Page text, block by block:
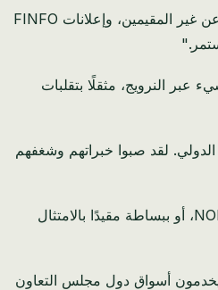
"أنا في الواقع أحصل على اثنين وأربعين أوري فقط من كل كرونة أكسبها"، قال لي إريك خلال استشارتنا الأولية. "وما هي التكاليف الإدارية؟ بوابة Altinn المعقدة للإبلاغ عن غير المقيمين، وإعلانات FINFO
النرويج، مثقلًا بتقلبات
لقد صبوا خبراتهم وشغفهم
إذا كنت، مثل إريك، تشعر بأنك تخضع لرقابة مفرطة من عمليات التدقيق الضريبي، أو حائرًا بسبب تعقيدات التسجيل بين NUF و AS، أو تتأثر بتقلبات العملات الأجنبية لـ NOK، أو ببساطة مقيدًا بالامتثال
يخدمون أسواق دول مجلس التعاون